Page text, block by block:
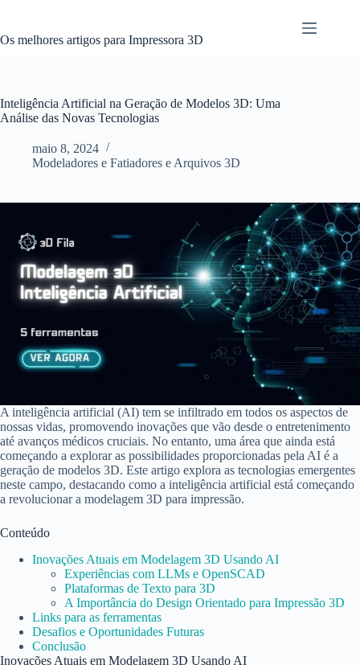
o
Os melhores artigos para Impressora 3D
Inteligência Artificial na Geração de Modelos 3D: Uma
Análise das Novas Tecnologias
maio 8, 2024
Modeladores e Fatiadores e Arquivos 3D
A inteligência artificial (AI) tem se infiltrado em todos os aspectos de
nossas vidas, promovendo inovações que vão desde o entretenimento
até avanços médicos cruciais. No entanto, uma área que ainda está
começando a explorar as possibilidades proporcionadas pela AI é a
geração de modelos 3D. Este artigo explora as tecnologias emergentes
neste campo, destacando como a inteligência artificial está começando
a revolucionar a modelagem 3D para impressão.
Conteúdo
Inovações Atuais em Modelagem 3D Usando AI
Experiências com LLMs e OpenSCAD
Plataformas de Texto para 3D
A Importância do Design Orientado para Impressão 3D
Links para as ferramentas
Desafios e Oportunidades Futuras
Conclusão
Inovações Atuais em Modelagem 3D Usando AI